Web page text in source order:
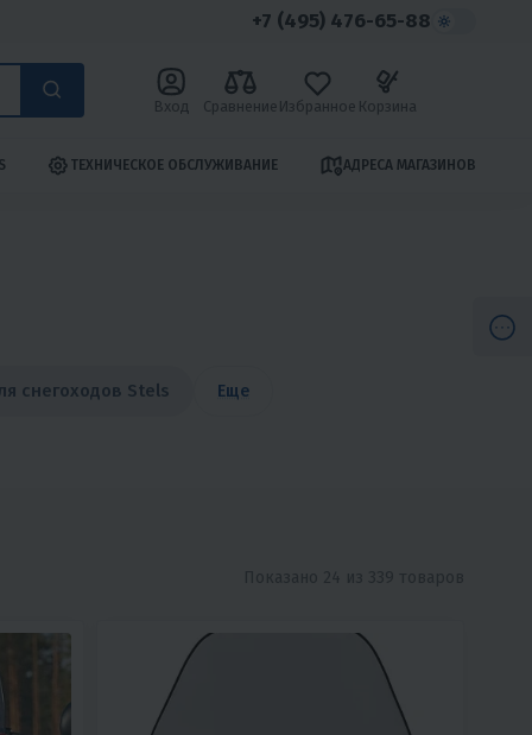
+7 (495) 476-65-88
Вход Сравнение Избранное Корзина
ТЕХНИЧЕСКОЕ ОБСЛУЖИВАНИЕ АДРЕСА МАГАЗИНОВ
снегоходов Stels Еще